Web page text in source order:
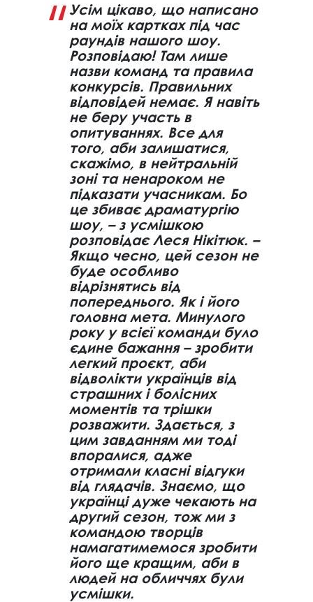
Усім цікаво, що написано
на моїх картках під час
раундів нашого шоу.
Розповідаю! Там лише
назви команд та правила
конкурсів. Правильних
відповідей немає. Я навіть
не беру участь в
опитуваннях. Все для
того, аби залишатися,
скажімо, в нейтральній
зоні та ненароком не
підказати учасникам. Бо
це збиває драматургію
шоу, – з усмішкою
розповідає Леся Нікітюк. –
Якщо чесно, цей сезон не
буде особливо
відрізнятись від
попереднього. Як і його
головна мета. Минулого
року у всієї команди було
єдине бажання – зробити
легкий проєкт, аби
відволікти українців від
страшних і болісних
моментів та трішки
розважити. Здається, з
цим завданням ми тоді
впоралися, адже
отримали класні відгуки
від глядачів. Знаємо, що
українці дуже чекають на
другий сезон, тож ми з
командою творців
намагатимемося зробити
його ще кращим, аби в
людей на обличчях були
усмішки.